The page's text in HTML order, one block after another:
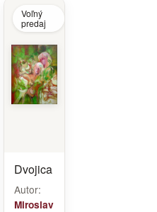
Voľný
predaj
Dvojica
Autor:
Miroslav